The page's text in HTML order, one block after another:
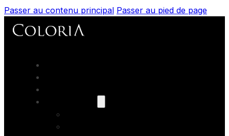
Passer au contenu principal Passer au pied de page